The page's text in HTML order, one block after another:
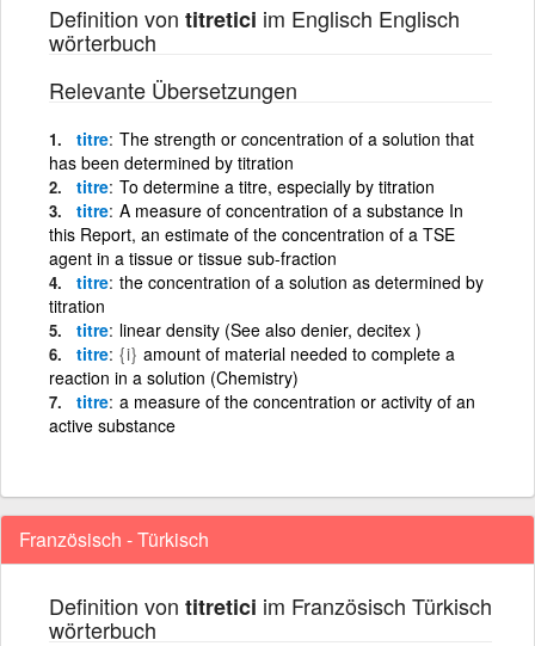
Definition von titretici im Englisch Englisch
wörterbuch
Relevante Übersetzungen
titre The strength or concentration of a solution that
has been determined by titration
titre To determine a titre, especially by titration
titre A measure of concentration of a substance In
this Report, an estimate of the concentration of a TSE
agent in a tissue or tissue sub-fraction
titre the concentration of a solution as determined by
titration
titre linear density (See also denier, decitex )
titre {i} amount of material needed to complete a
reaction in a solution (Chemistry)
titre a measure of the concentration or activity of an
active substance
Französisch - Türkisch
Definition von titretici im Französisch Türkisch
wörterbuch